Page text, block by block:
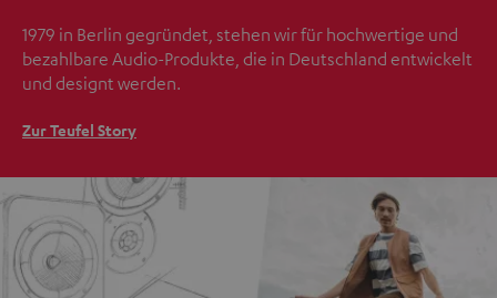
1979 in Berlin gegründet, stehen wir für hochwertige und
bezahlbare Audio-Produkte, die in Deutschland entwickelt
und designt werden.
Zur Teufel Story